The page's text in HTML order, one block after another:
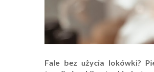
Fale bez użycia lokówki?